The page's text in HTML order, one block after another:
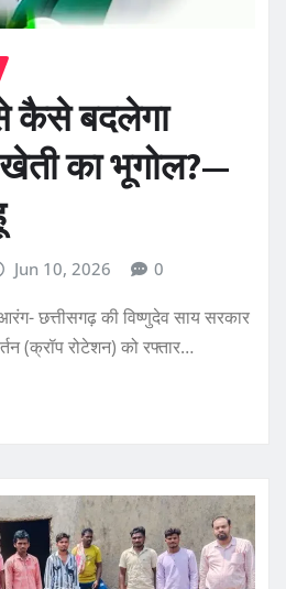
कैसे बदलेगा
का भूगोल?—
Jun 10, 2026 0
छत्तीसगढ़ की विष्णुदेव साय सरकार
(क्रॉप रोटेशन) को रफ्तार…